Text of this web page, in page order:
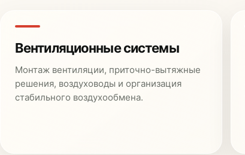
Вентиляционные системы
Монтаж вентиляции, приточно-вытяжные
решения, воздуховоды и организация
стабильного воздухообмена.